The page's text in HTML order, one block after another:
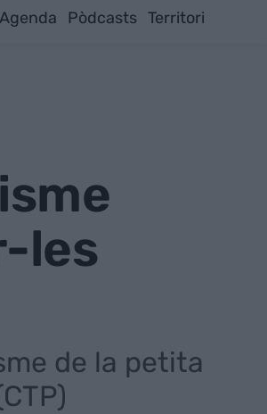
Agenda Pòdcasts Territori
les
de la petita